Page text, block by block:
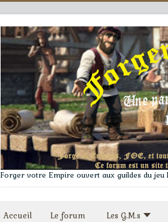
Forger votre Empire ouvert aux guildes du jeu
Accueil Le forum Les G.M.s